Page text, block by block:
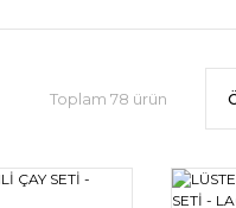
Toplam 78 ürün